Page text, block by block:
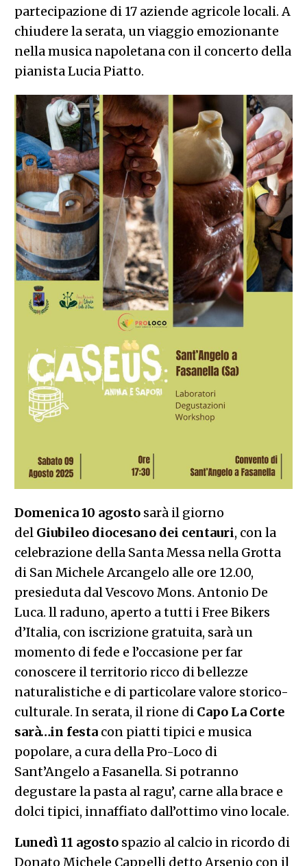
partecipazione di 17 aziende agricole locali. A
chiudere la serata, un viaggio emozionante
nella musica napoletana con il concerto della
pianista Lucia Piatto.
Domenica 10 agostosarà il giorno
del Giubileo diocesano dei centauri, con la
celebrazione della Santa Messa nella Grotta
di San Michele Arcangelo alle ore 12.00,
presieduta dal Vescovo Mons. Antonio De
Luca. ll raduno, aperto a tutti i Free Bikers
d’Italia, con iscrizione gratuita, sarà un
momento di fede e l’occasione per far
conoscere il territorio ricco di bellezze
naturalistiche e di particolare valore storico-
culturale. In serata, il rione di Capo La Corte
sarà…in festacon piatti tipici e musica
popolare, a cura della Pro-Loco di
Sant’Angelo a Fasanella. Si potranno
degustare la pasta al ragu’, carne alla brace e
dolci tipici, innaffiato dall’ottimo vino locale.
Lunedì 11 agostospazio al calcio in ricordo di
Donato Michele Cappelli detto Arsenio con il